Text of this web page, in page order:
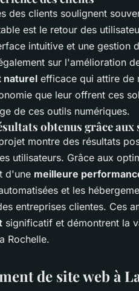
des clients soulignent
est le retour des
intuitive et une gestion
sur l'amélioration
naturel efficace qui attire de
que leur offrent ces
de ces outils numériques.
obtenus grâce aux
montre des résultats
utilisateurs. Grâce aux
d'une meilleure
et les
entreprises clientes. Ces
significatif et démontrent la
Rochelle.
de site web à